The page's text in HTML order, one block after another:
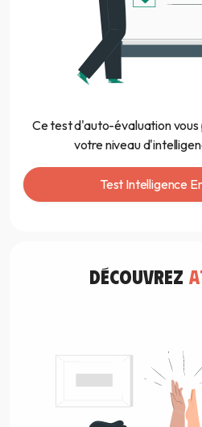
Ce test d'auto-évaluation
votre niveau
Test Intelligence
découvrez